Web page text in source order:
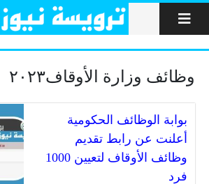
التخطي إلى المحتوى
وظائف وزارة الأوقاف٢٠٢٣
بوابة الوظائف الحكومية
أعلنت عن رابط تقديم
وظائف الأوقاف لتعيين 1000
فرد